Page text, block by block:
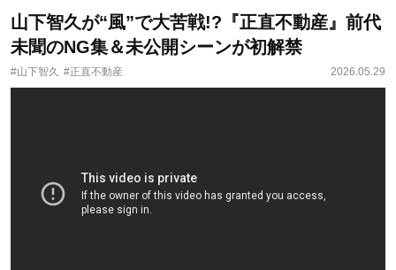
山下智久が“風”で大苦戦!?『正直不動産』前代
未聞のNG集＆未公開シーンが初解禁
#山下智久 #正直不動産 2026.05.29